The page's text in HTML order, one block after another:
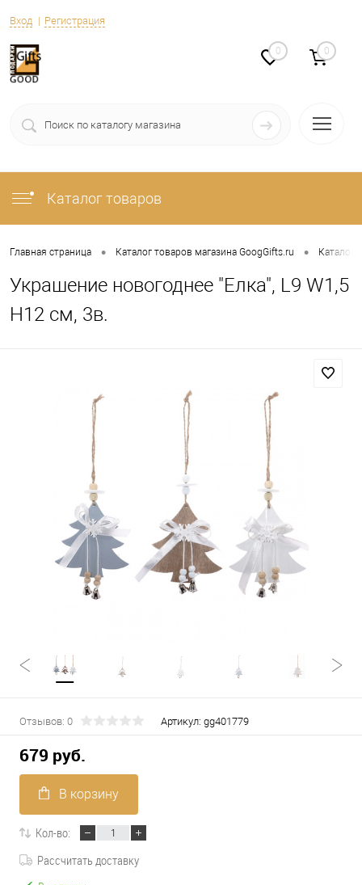
Вход Регистрация
0 0
Каталог товаров
Главная страница • Каталог товаров магазина GoogGifts.ru • Каталог
Украшение новогоднее "Елка", L9 W1,5
H12 см, 3в.
Отзывов: 0 Артикул: gg401779
679 руб.
В корзину
Кол-во:
Рассчитать доставку